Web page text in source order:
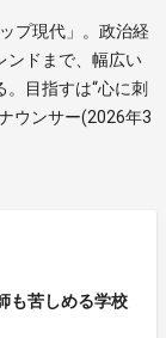
プ現代」。政治経
ンドまで、幅広い
。目指すは“心に刺
ウンサー(2026年3
も苦しめる学校